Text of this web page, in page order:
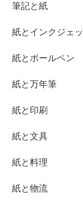
筆記と紙
紙とインクジェ
紙とボールペン
紙と万年筆
紙と印刷
紙と文具
紙と料理
紙と物流